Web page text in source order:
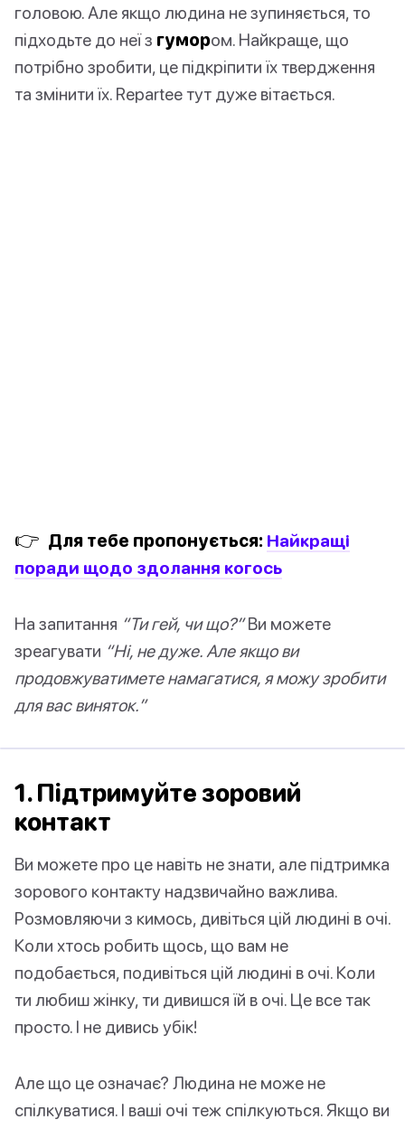
головою. Але якщо людина не зупиняється, то
підходьте до неї з гумором. Найкраще, що
потрібно зробити, це підкріпити їх твердження
та змінити їх. Repartee тут дуже вітається.
👉 Для тебе пропонується: Найкращі
поради щодо здолання когось
На запитання “Ти гей, чи що?”Ви можете
зреагувати “Ні, не дуже. Але якщо ви
продовжуватимете намагатися, я можу зробити
для вас виняток.”
1. Підтримуйте зоровий
контакт
Ви можете про це навіть не знати, але підтримка
зорового контакту надзвичайно важлива.
Розмовляючи з кимось, дивіться цій людині в очі.
Коли хтось робить щось, що вам не
подобається, подивіться цій людині в очі. Коли
ти любиш жінку, ти дивишся їй в очі. Це все так
просто. І не дивись убік!
Але що це означає? Людина не може не
спілкуватися. І ваші очі теж спілкуються. Якщо ви